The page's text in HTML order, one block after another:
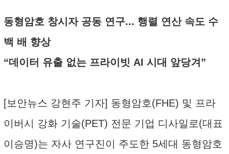
동형암호 창시자 공동 연구... 행렬 연산 속도 수
백 배 향상
“데이터 유출 없는 프라이빗 AI 시대 앞당겨”
[보안뉴스 강현주 기자] 동형암호(FHE) 및 프라
이버시 강화 기술(PET) 전문 기업 디사일로(대표
이승명)는 자사 연구진이 주도한 5세대 동형암호